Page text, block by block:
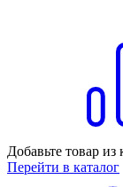
Добавьте товар из
Перейти в каталог